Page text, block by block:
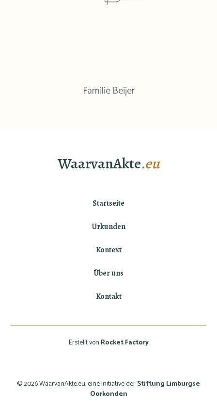
Familie Beijer
WaarvanAkte.eu
Startseite
Urkunden
Kontext
Über uns
Kontakt
© 2026 WaarvanAkte.eu, eine Initiative derStiftung Limburgse
Oorkonden
Erstellt von Rocket Factory